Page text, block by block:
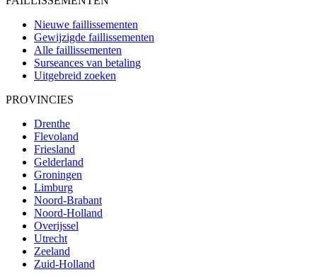
Nieuwe faillissementen
Gewijzigde faillissementen
Alle faillissementen
Surseances van betaling
Uitgebreid zoeken
PROVINCIES
Drenthe
Flevoland
Friesland
Gelderland
Groningen
Limburg
Noord-Brabant
Noord-Holland
Overijssel
Utrecht
Zeeland
Zuid-Holland